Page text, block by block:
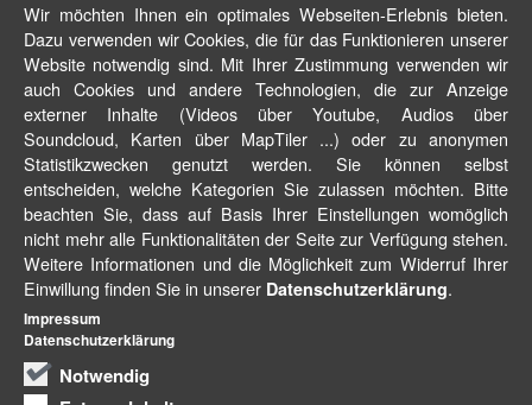
Wir möchten Ihnen ein optimales Webseiten-Erlebnis bieten.
Dazu verwenden wir Cookies, die für das Funktionieren unserer
Website notwendig sind. Mit Ihrer Zustimmung verwenden wir
auch Cookies und andere Technologien, die zur Anzeige
externer Inhalte (Videos über Youtube, Audios über
Soundcloud, Karten über MapTiler ...) oder zu anonymen
Statistikzwecken genutzt werden. Sie können selbst
entscheiden, welche Kategorien Sie zulassen möchten. Bitte
beachten Sie, dass auf Basis Ihrer Einstellungen womöglich
nicht mehr alle Funktionalitäten der Seite zur Verfügung stehen.
Weitere Informationen und die Möglichkeit zum Widerruf Ihrer
Einwillung finden Sie in unserer Datenschutzerklärung.
Notwendig
Impressum
Datenschutzerklärung